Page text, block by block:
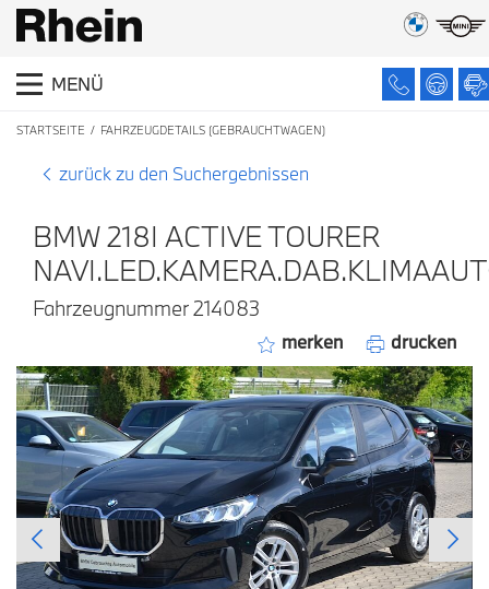
MENÜ
STARTSEITE FAHRZEUGDETAILS (GEBRAUCHTWAGEN)
zurück zu den Suchergebnissen
BMW 218I ACTIVE TOURER
Fahrzeugnummer 214083
merken drucken